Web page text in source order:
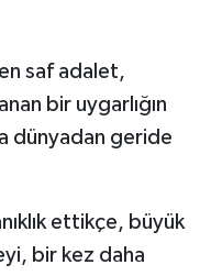
saf adalet,
bir uygarlığın
dünyadan geride
ettikçe, büyük
bir kez daha